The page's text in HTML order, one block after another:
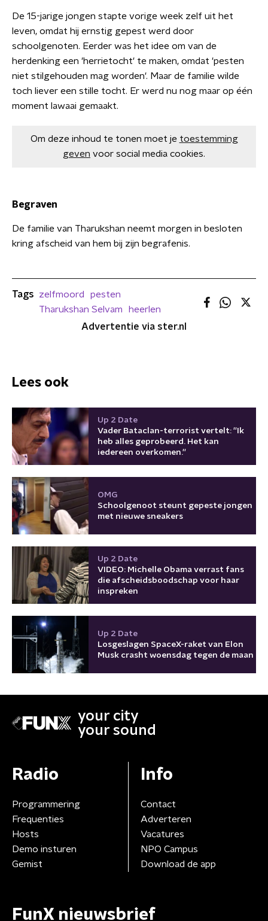
De 15-jarige jongen stapte vorige week zelf uit het
leven, omdat hij ernstig gepest werd door
schoolgenoten. Eerder was het idee om van de
herdenking een 'herrietocht' te maken, omdat 'pesten
niet stilgehouden mag worden'. Maar de familie wilde
toch liever een stille tocht. Er werd nu nog maar op één
moment lawaai gemaakt.
Om deze inhoud te tonen moet je toestemming
geven voor social media cookies.
Begraven
De familie van Tharukshan neemt morgen in besloten
kring afscheid van hem bij zijn begrafenis.
Tags zelfmoord
pesten
Tharukshan Selvam
heerlen
Advertentie via ster.nl
Lees ook
Up 2 Date
Vader Bataclan-terrorist vertelt: ''Ik
heb alles geprobeerd. Het kan
iedereen overkomen.''
OMG
Schoolgenoot steunt gepeste jongen
met nieuwe sneakers
Up 2 Date
VIDEO: Michelle Obama verrast fans
die afscheidsboodschap voor haar
inspreken
Up 2 Date
Losgeslagen SpaceX-raket van Elon
Musk crasht woensdag tegen de maan
your city
your sound
Radio
Programmering
Frequenties
Hosts
Demo insturen
Gemist
Info
Contact
Adverteren
Vacatures
NPO Campus
Download de app
FunX nieuwsbrief